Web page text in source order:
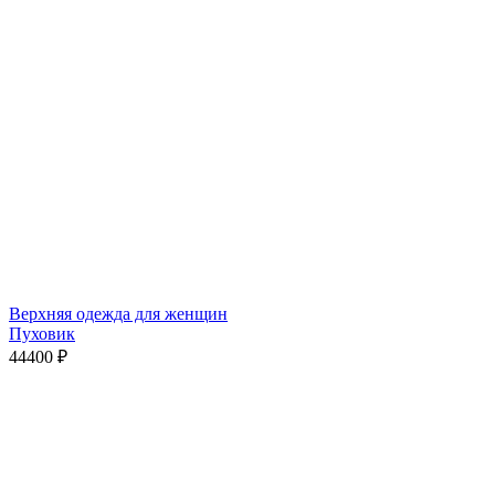
Верхняя одежда для женщин
Пуховик
44400 ₽